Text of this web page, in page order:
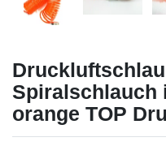
Spiralschlauch
orange TOP